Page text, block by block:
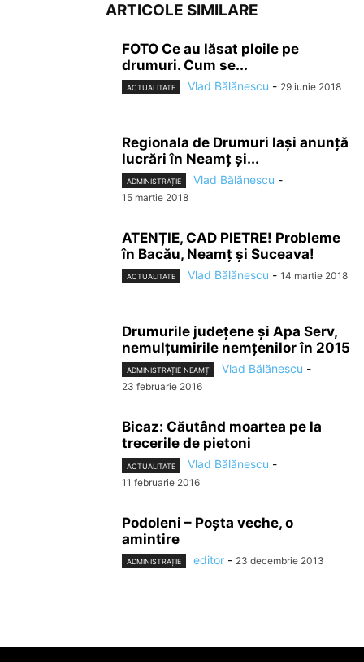
ARTICOLE SIMILARE
FOTO Ce au lăsat ploile pe
drumuri. Cum se...
ACTUALITATE Vlad Bălănescu - 29 iunie 2018
Regionala de Drumuri Iași anunță
lucrări în Neamț și...
ADMINISTRAȚIE Vlad Bălănescu -
15 martie 2018
ATENȚIE, CAD PIETRE! Probleme
în Bacău, Neamț și Suceava!
ACTUALITATE Vlad Bălănescu - 14 martie 2018
Drumurile județene și Apa Serv,
nemulțumirile nemțenilor în 2015
ADMINISTRAȚIE NEAMȚ Vlad Bălănescu -
23 februarie 2016
Bicaz: Căutând moartea pe la
trecerile de pietoni
ACTUALITATE Vlad Bălănescu -
11 februarie 2016
Podoleni – Poșta veche, o
amintire
ADMINISTRAȚIE editor - 23 decembrie 2013